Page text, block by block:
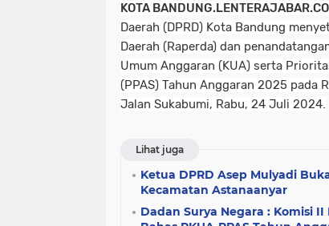
KOTA
Daerah (DPRD) Kota Bandung
Daerah (Raperda) dan
Umum Anggaran (KUA) serta
(PPAS) Tahun Anggaran 2025 pada
Jalan Sukabumi, Rabu, 24 Juli 2024.
Lihat juga
Ketua DPRD Asep Mulyadi
Kecamatan Astanaanyar
Dadan Surya Negara : Komisi